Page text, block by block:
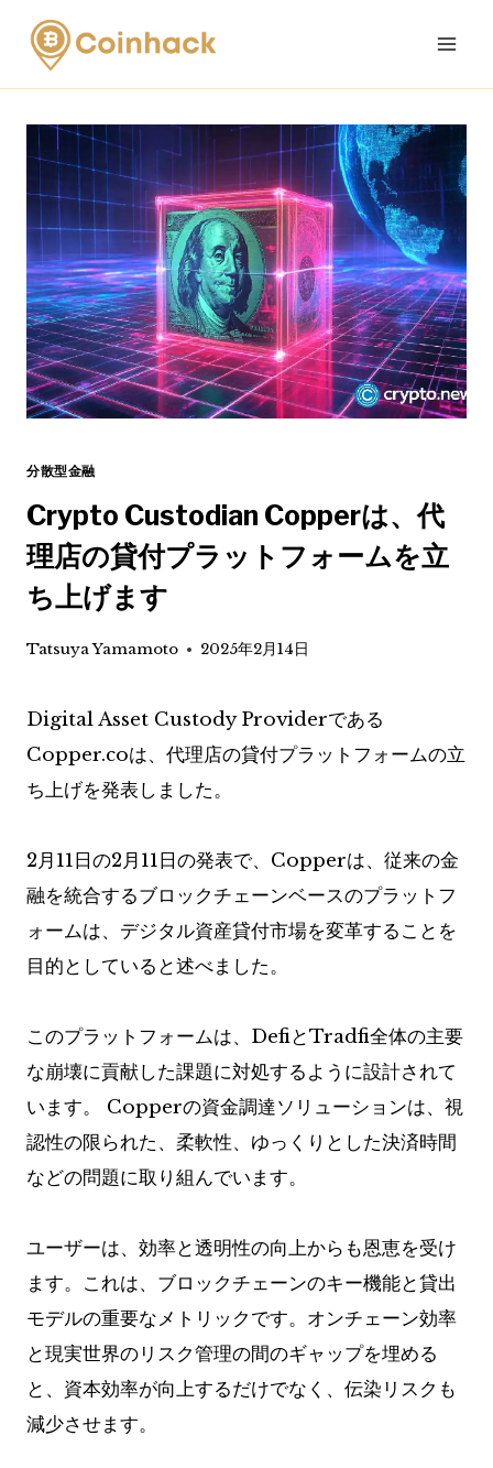
Skip
content
分散型金融
Crypto Custodian Copperは、代
理店の貸付プラットフォームを立
ち上げます
Tatsuya Yamamoto 2025年2月14日
Digital Asset Custody Providerである
Copper.coは、代理店の貸付プラットフォームの立
ち上げを発表しました。
2月11日の2月11日の発表で、Copperは、従来の金
融を統合するブロックチェーンベースのプラットフ
ォームは、デジタル資産貸付市場を変革することを
目的としていると述べました。
このプラットフォームは、DefiとTradfi全体の主要
な崩壊に貢献した課題に対処するように設計されて
います。 Copperの資金調達ソリューションは、視
認性の限られた、柔軟性、ゆっくりとした決済時間
などの問題に取り組んでいます。
ユーザーは、効率と透明性の向上からも恩恵を受け
ます。これは、ブロックチェーンのキー機能と貸出
モデルの重要なメトリックです。オンチェーン効率
と現実世界のリスク管理の間のギャップを埋める
と、資本効率が向上するだけでなく、伝染リスクも
減少させます。